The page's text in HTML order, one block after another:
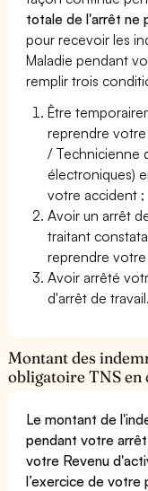
totale de l'arrêt ne
pour recevoir les
Maladie pendant
remplir trois
Être
reprendre
/ Technicienne
électroniques)
votre accident ;
Avoir un arrêt
traitant
reprendre
Avoir arrêté
d'arrêt de travail.
Montant des
obligatoire TNS en
Le montant de
pendant votre
votre Revenu
l’exercice de votre